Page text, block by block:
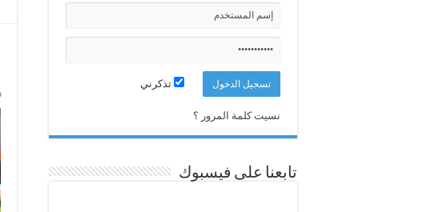
تذكرني
نسيت كلمة المرور ؟
تابعنا على فيسبوك